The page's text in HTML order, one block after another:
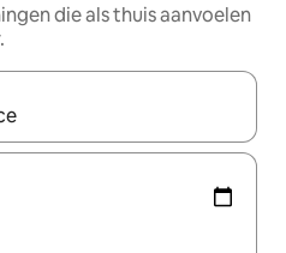
die als thuis aanvoelen
zijn, maak je een keuze